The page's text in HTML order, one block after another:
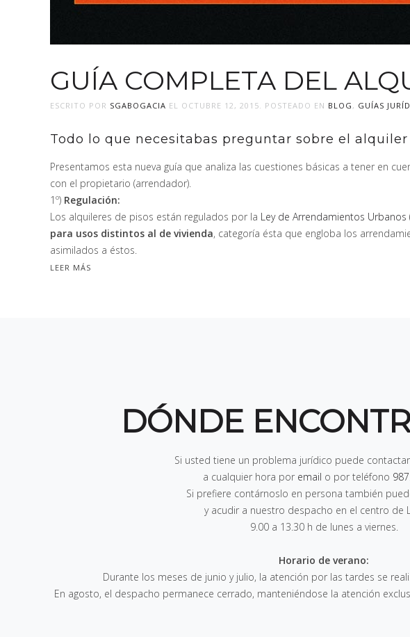
GUÍA COMPLETA DEL
ESCRITO POR SGABOGACIA EL OCTUBRE 12, 2015 . POSTEADO EN BLOG , GUÍAS
Todo lo que necesitabas preguntar sobre el
Presentamos esta nueva guía que analiza las cuestiones básicas a tener en
con el propietario (arrendador).
1º) Regulación:
Los alquileres de pisos están regulados por la Ley de Arrendamientos Urbanos
para usos distintos al de vivienda, categoría ésta que engloba los
asimilados a éstos.
LEER MÁS
DÓNDE
Si usted tiene un problema jurídico puede
a cualquier hora por email o por teléfono
Si prefiere contárnoslo en persona también
y acudir a nuestro despacho en el centro de
9.00 a 13.30 h de lunes a viernes
Horario de verano:
Durante los meses de junio y julio, la atención por las tardes se
En agosto, el despacho permanece cerrado, manteniéndose la atención